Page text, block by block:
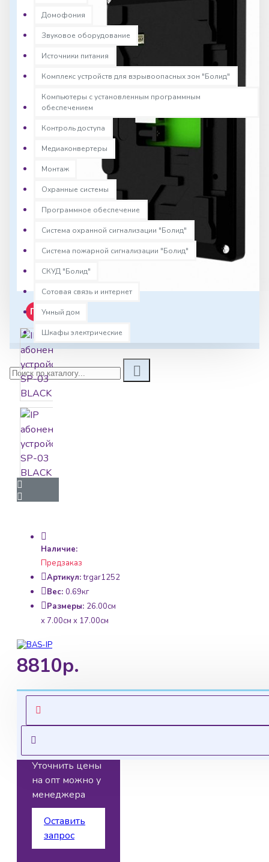
Домофония
Звуковое оборудование
Источники питания
Комплекс устройств для взрывоопасных зон "Болид"
Компьютеры с установленным программным
обеспечением
Контроль доступа
Медиаконвертеры
Монтаж
Охранные системы
Программное обеспечение
Система охранной сигнализации "Болид"
Система пожарной сигнализации "Болид"
СКУД "Болид"
Сотовая связь и интернет
Умный дом
Шкафы электрические
Предзаказ
8810р.
Наличие:
Предзаказ
Артикул: trgar1252
Вес: 0.69кг
Размеры: 26.00см
x 7.00см x 17.00см
Ценовая
политика
Уточнить цены
на опт можно у
менеджера
Оставить
запрос